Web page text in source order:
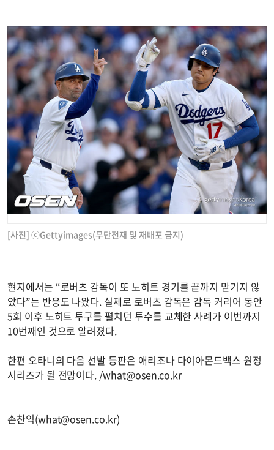
[사진] ⓒGettyimages(무단전재 및 재배포 금지)
현지에서는 “로버츠 감독이 또 노히트 경기를 끝까지 맡기지 않
았다”는 반응도 나왔다. 실제로 로버츠 감독은 감독 커리어 동안
5회 이후 노히트 투구를 펼치던 투수를 교체한 사례가 이번까지
10번째인 것으로 알려졌다.
한편 오타니의 다음 선발 등판은 애리조나 다이아몬드백스 원정
시리즈가 될 전망이다. /what@osen.co.kr
손찬익(what@osen.co.kr)